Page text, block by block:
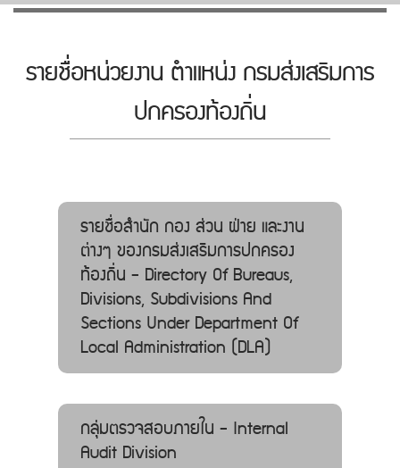
รายชื่อหน่วยงาน ตำแหน่ง กรมส่งเสริมการ
ปกครองท้องถิ่น
รายชื่อสำนัก กอง ส่วน ฝ่าย และงาน
ต่างๆ ของกรมส่งเสริมการปกครอง
ท้องถิ่น - Directory Of Bureaus,
Divisions, Subdivisions And
Sections Under Department Of
Local Administration (DLA)
กลุ่มตรวจสอบภายใน - Internal
Audit Division